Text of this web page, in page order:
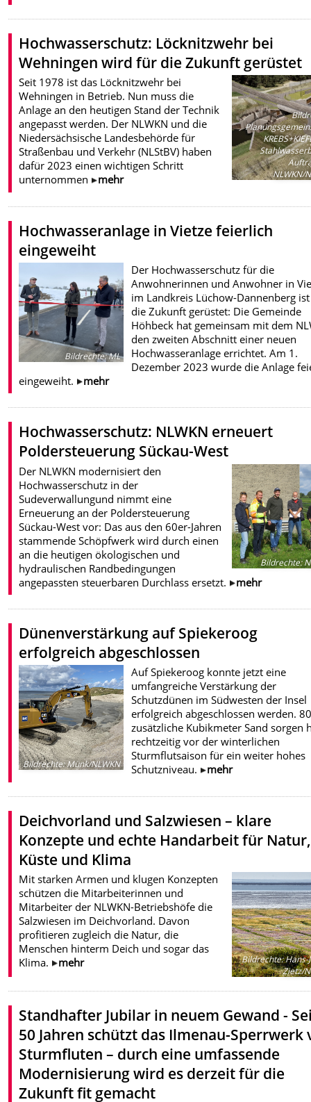
Hochwasserschutz: Löcknitzwehr bei
Wehningen wird für die Zukunft gerüstet
NLWKN/
Seit 1978 ist das Löcknitzwehr bei
Wehningen in Betrieb. Nun muss die
Anlage an den heutigen Stand der Technik
angepasst werden. Der NLWKN und die
Niedersächsische Landesbehörde für
Straßenbau und Verkehr (NLStBV) haben
dafür 2023 einen wichtigen Schritt
unternommen
mehr
Hochwasseranlage in Vietze feierlich
eingeweiht
Bildrechte:ML
Der Hochwasserschutz für die
Anwohnerinnen und Anwohner in
im Landkreis Lüchow-Dannenberg
die Zukunft gerüstet: Die Gemeinde
Höhbeck hat gemeinsam mit dem
den zweiten Abschnitt einer neuen
Hochwasseranlage errichtet. Am 1.
Dezember 2023 wurde die Anlage
eingeweiht.
mehr
Hochwasserschutz: NLWKN erneuert
Poldersteuerung Sückau-West
Bildrechte:
Der NLWKN modernisiert den
Hochwasserschutz in der
Sudeverwallungund nimmt eine
Erneuerung an der Poldersteuerung
Sückau-West vor: Das aus den 60er-Jahren
stammende Schöpfwerk wird durch einen
an die heutigen ökologischen und
hydraulischen Randbedingungen
angepassten steuerbaren Durchlass ersetzt.
mehr
Dünenverstärkung auf Spiekeroog
erfolgreich abgeschlossen
Bildrechte:Münk/NLWKN
Auf Spiekeroog konnte jetzt eine
umfangreiche Verstärkung der
Schutzdünen im Südwesten der Insel
erfolgreich abgeschlossen werden.
zusätzliche Kubikmeter Sand sorgen
rechtzeitig vor der winterlichen
Sturmflutsaison für ein weiter hohes
Schutzniveau.
mehr
Deichvorland und Salzwiesen – klare
Konzepte und echte Handarbeit für Natur,
Küste und Klima
Bildrechte:Hans-
Zietz/
Mit starken Armen und klugen Konzepten
schützen die Mitarbeiterinnen und
Mitarbeiter der NLWKN-Betriebshöfe die
Salzwiesen im Deichvorland. Davon
profitieren zugleich die Natur, die
Menschen hinterm Deich und sogar das
Klima.
mehr
Standhafter Jubilar in neuem Gewand -
50 Jahren schützt das Ilmenau-Sperrwerk
Sturmfluten – durch eine umfassende
Modernisierung wird es derzeit für die
Zukunft fit gemacht